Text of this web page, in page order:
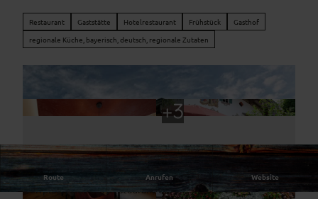
Restaurant Gaststätte Hotelrestaurant Frühstück
Gasthof
regionale Küche, bayerisch, deutsch, regionale Zutaten
Route Anrufen Website
Mitten im Herzen von Oberammergau, direkt am idyllischen
Dorfplatz, lädt das Restaurant der Alten Post zu